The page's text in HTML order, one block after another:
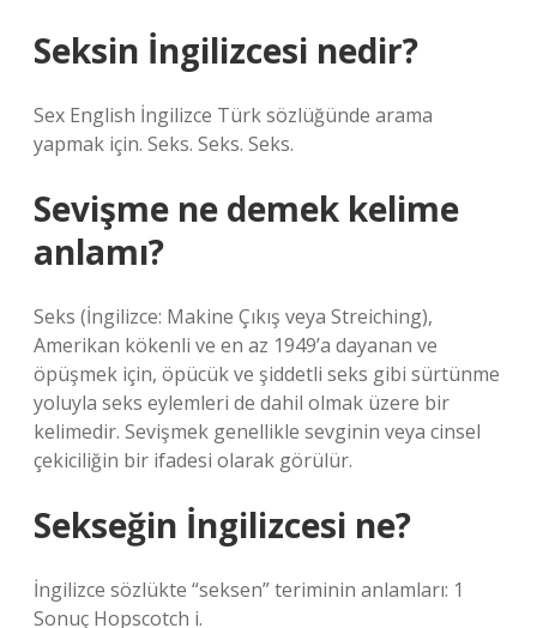
Seksin İngilizcesi nedir?
Sex English İngilizce Türk sözlüğünde arama
yapmak için. Seks. Seks. Seks.
Sevişme ne demek kelime
anlamı?
Seks (İngilizce: Makine Çıkış veya Streiching),
Amerikan kökenli ve en az 1949’a dayanan ve
öpüşmek için, öpücük ve şiddetli seks gibi sürtünme
yoluyla seks eylemleri de dahil olmak üzere bir
kelimedir. Sevişmek genellikle sevginin veya cinsel
çekiciliğin bir ifadesi olarak görülür.
Sekseğin İngilizcesi ne?
İngilizce sözlükte “seksen” teriminin anlamları: 1
Sonuç Hopscotch i.